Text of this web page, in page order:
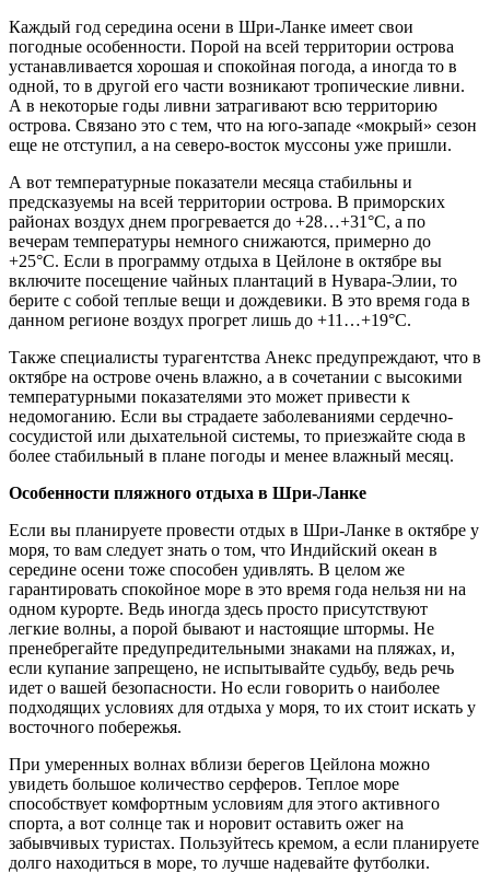
Каждый год середина осени в Шри-Ланке имеет свои
погодные особенности. Порой на всей территории острова
устанавливается хорошая и спокойная погода, а иногда то в
одной, то в другой его части возникают тропические ливни.
А в некоторые годы ливни затрагивают всю территорию
острова. Связано это с тем, что на юго-западе «мокрый» сезон
еще не отступил, а на северо-восток муссоны уже пришли.
А вот температурные показатели месяца стабильны и
предсказуемы на всей территории острова. В приморских
районах воздух днем прогревается до +28…+31°C, а по
вечерам температуры немного снижаются, примерно до
+25°C. Если в программу отдыха в Цейлоне в октябре вы
включите посещение чайных плантаций в Нувара-Элии, то
берите с собой теплые вещи и дождевики. В это время года в
данном регионе воздух прогрет лишь до +11…+19°C.
Также специалисты турагентства Анекс предупреждают, что в
октябре на острове очень влажно, а в сочетании с высокими
температурными показателями это может привести к
недомоганию. Если вы страдаете заболеваниями сердечно-
сосудистой или дыхательной системы, то приезжайте сюда в
более стабильный в плане погоды и менее влажный месяц.
Особенности пляжного отдыха в Шри-Ланке
Если вы планируете провести отдых в Шри-Ланке в октябре у
моря, то вам следует знать о том, что Индийский океан в
середине осени тоже способен удивлять. В целом же
гарантировать спокойное море в это время года нельзя ни на
одном курорте. Ведь иногда здесь просто присутствуют
легкие волны, а порой бывают и настоящие штормы. Не
пренебрегайте предупредительными знаками на пляжах, и,
если купание запрещено, не испытывайте судьбу, ведь речь
идет о вашей безопасности. Но если говорить о наиболее
подходящих условиях для отдыха у моря, то их стоит искать у
восточного побережья.
При умеренных волнах вблизи берегов Цейлона можно
увидеть большое количество серферов. Теплое море
способствует комфортным условиям для этого активного
спорта, а вот солнце так и норовит оставить ожег на
забывчивых туристах. Пользуйтесь кремом, а если планируете
долго находиться в море, то лучше надевайте футболки.